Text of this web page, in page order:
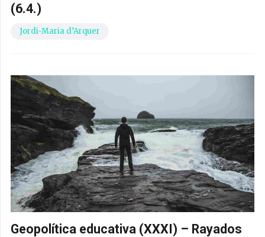
(6.4.)
Jordi-Maria d’Arquer
Geopolítica educativa (XXXI) – Rayados